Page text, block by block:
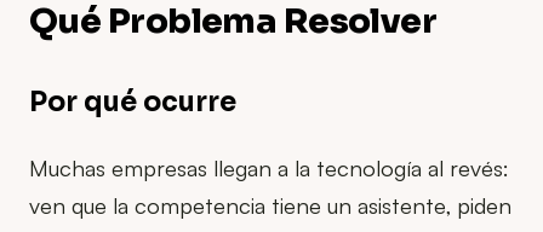
Qué Problema Resolver
Por qué ocurre
Muchas empresas llegan a la tecnología al revés:
ven que la competencia tiene un asistente, piden